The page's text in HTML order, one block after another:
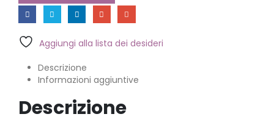
Aggiungi alla lista dei desideri
Descrizione
Informazioni aggiuntive
Descrizione